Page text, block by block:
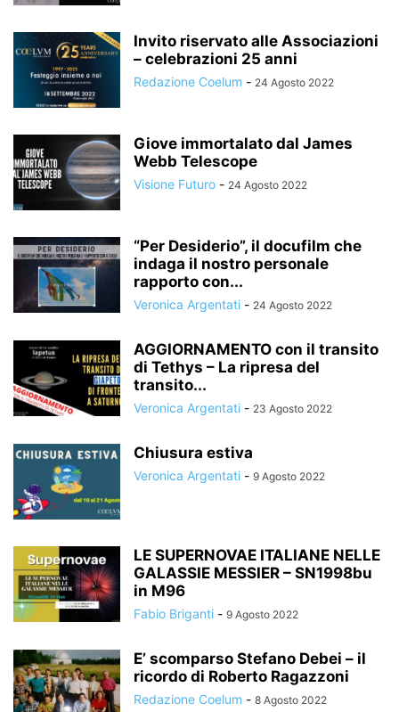
Invito riservato alle Associazioni
– celebrazioni 25 anni
Redazione Coelum - 24 Agosto 2022
Giove immortalato dal James
Webb Telescope
Visione Futuro - 24 Agosto 2022
“Per Desiderio”, il docufilm che
indaga il nostro personale
rapporto con...
Veronica Argentati - 24 Agosto 2022
AGGIORNAMENTO con il transito
di Tethys – La ripresa del
transito...
Veronica Argentati - 23 Agosto 2022
Chiusura estiva
Veronica Argentati - 9 Agosto 2022
LE SUPERNOVAE ITALIANE NELLE
GALASSIE MESSIER – SN1998bu
in M96
Fabio Briganti - 9 Agosto 2022
E’ scomparso Stefano Debei – il
ricordo di Roberto Ragazzoni
Redazione Coelum - 8 Agosto 2022